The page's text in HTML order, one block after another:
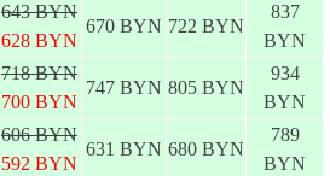
643 BYN
628 BYN
670 BYN 722 BYN
837
BYN
718 BYN
700 BYN
747 BYN 805 BYN
934
BYN
606 BYN
592 BYN
631 BYN 680 BYN
789
BYN